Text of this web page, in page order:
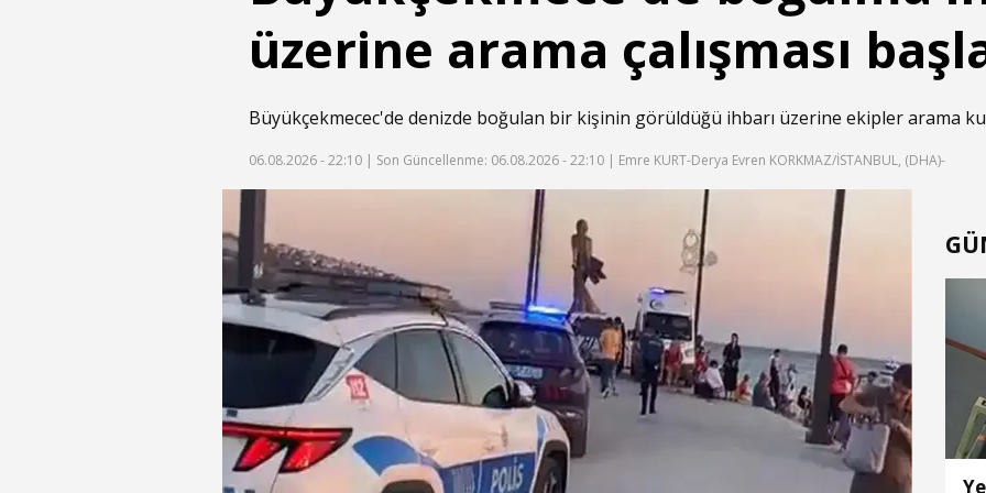
üzerine arama çalışması
Büyükçekmecec'de denizde boğulan bir kişinin görüldüğü ihbarı üzerine ekipler arama
06.08.2026 - 22:10 | Son Güncellenme: 06.08.2026 - 22:10 | Emre KURT-Derya Evren KORKMAZ/İSTANBUL, (DHA)-